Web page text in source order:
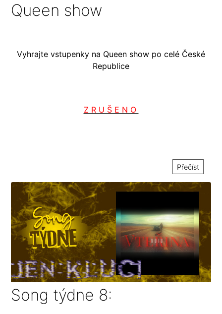
Queen show
Vyhrajte vstupenky na Queen show po celé České
Republice
Z R U Š E N O
Přečíst
Song týdne 8: